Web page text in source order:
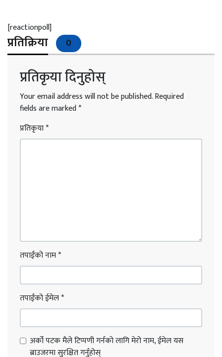
[reactionpoll]
प्रतिक्रिया 0
प्रतिकृया दिनुहोस्
Your email address will not be published.Required
fields are marked*
प्रतिकृया*
तपाईंको नाम*
तपाईंको ईमेल*
अर्को पटक मैले टिप्पणी गर्नको लागि मेरो नाम, ईमेल यस
ब्राउजरमा सुरक्षित गर्नुहोस्